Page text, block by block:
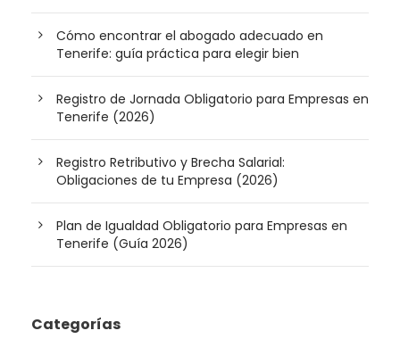
Cómo encontrar el abogado adecuado en
Tenerife: guía práctica para elegir bien
Registro de Jornada Obligatorio para Empresas en
Tenerife (2026)
Registro Retributivo y Brecha Salarial:
Obligaciones de tu Empresa (2026)
Plan de Igualdad Obligatorio para Empresas en
Tenerife (Guía 2026)
Categorías